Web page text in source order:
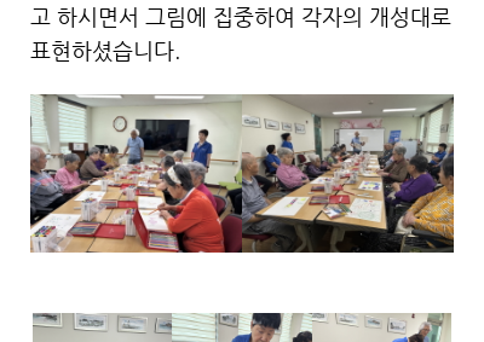
고 하시면서 그림에 집중하여 각자의 개성대로
표현하셨습니다.